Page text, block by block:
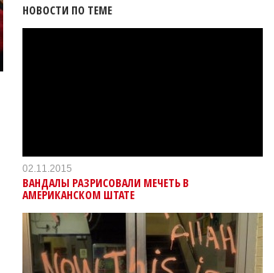
НОВОСТИ ПО ТЕМЕ
02.11.2015
ВАНДАЛЫ РАЗРИСОВАЛИ МЕЧЕТЬ В
АМЕРИКАНСКОМ ШТАТЕ